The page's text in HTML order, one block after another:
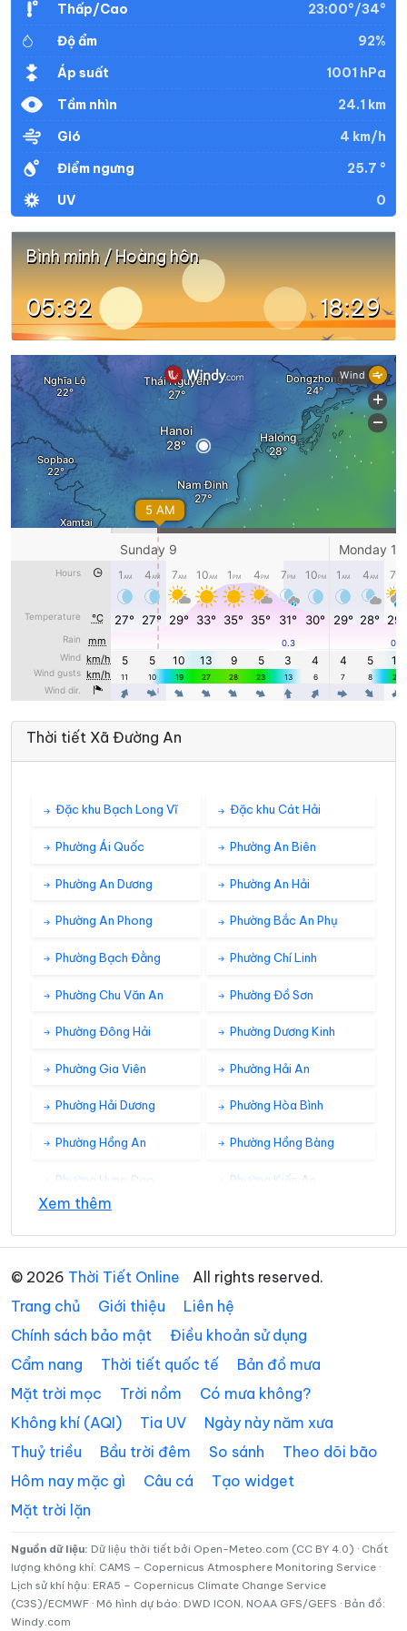
20:00
21:00 29°
22:00 29°/
36°
Thấp/Cao
23:00°/34°
Độ ẩm
92%
Áp suất
1001 hPa
Tầm nhìn
24.1 km
Gió
4 km/h
Điểm ngưng
25.7 °
UV
0
Bình minh / Hoàng hôn
05:32 18:29
Thời tiết Xã Đường An
Đặc khu Bạch Long Vĩ Đặc khu Cát Hải
Phường Ái Quốc Phường An Biên
Phường An Dương Phường An Hải
Phường An Phong Phường Bắc An Phụ
Phường Bạch Đằng Phường Chí Linh
Phường Chu Văn An Phường Đồ Sơn
Phường Đông Hải Phường Dương Kinh
Phường Gia Viên Phường Hải An
Phường Hải Dương Phường Hòa Bình
Phường Hồng An Phường Hồng Bàng
Phường Hưng Đạo Phường Kiến An
Phường Lưu Kiếm
Phường Nam Đồ Sơn Phường Nam Đồng
Phường Nam Triệu Phường Ngô Quyền
Phường Nguyễn Đại
Năng
Phường Nhị Chiểu Phường Phạm Sư Mạnh
Phường Phù Liễn Phường Tân Hưng
Phường Thiên Hương Phường Thuỷ Nguyên
Phường Trần Hưng Đạo Phường Trần Liễu
Xem thêm
© 2026 Thời Tiết Online
All rights reserved.
Trang chủ
Giới thiệu
Liên hệ
Chính sách bảo mật
Điều khoản sử dụng
Cẩm nang
Thời tiết quốc tế
Bản đồ mưa
Mặt trời mọc
Trời nồm
Có mưa không?
Không khí (AQI)
Tia UV
Ngày này năm xưa
Thuỷ triều
Bầu trời đêm So sánh
Theo dõi bão
Hôm nay mặc gì
Câu cá
Tạo widget
Mặt trời lặn
Nguồn dữ liệu: Dữ liệu thời tiết bởi Open-Meteo.com (CC BY 4.0) · Chất
lượng không khí: CAMS – Copernicus Atmosphere Monitoring Service ·
Lịch sử khí hậu: ERA5 – Copernicus Climate Change Service
(C3S)/ECMWF · Mô hình dự báo: DWD ICON, NOAA GFS/GEFS · Bản đồ:
Windy.com